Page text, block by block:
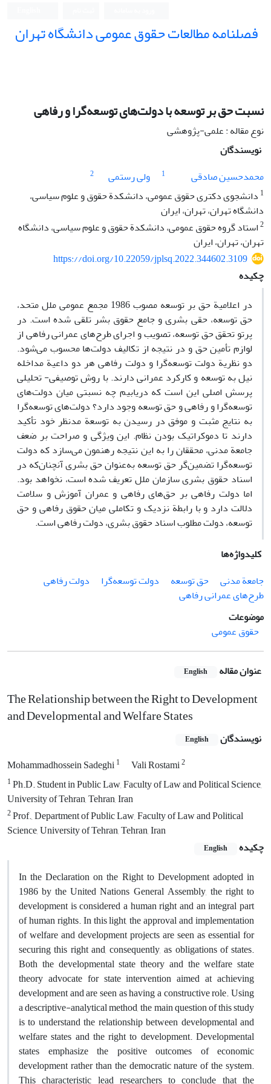
فصلنامه مطالعات حقوق عمومی دانشگاه تهران
نسبت حق بر توسعه با دولت‌های توسعه‌گرا و رفاهی
نوع مقاله : علمی-پژوهشی
نویسندگان
محمدحسین صادقی
1 ولی رستمی
2
1 دانشجوی دکتری حقوق عمومی، دانشکدة حقوق و علوم سیاسی،
دانشگاه تهران، تهران، ایران
2استاد گروه حقوق عمومی، دانشکدة حقوق و علوم سیاسی، دانشگاه
تهران، تهران، ایران
https://doi.org/10.22059/jplsq.2022.344602.3109
چکیده
در اعلامیة حق بر توسعه مصوب 1986 مجمع عمومی ملل متحد،
حق توسعه، حقی بشری و جامع حقوق بشر تلقی شده است. در
پرتو تحقق حق توسعه، تصویب و اجرای طرح‌های عمرانی رفاهی از
لوازم تأمین حق و در نتیجه از تکالیف دولت‌ها محسوب می‌شود.
دو نظریة دولت توسعه‌گرا و دولت رفاهی هر دو داعیة مداخله
نیل به توسعه و کارکرد عمرانی دارند. با روش توصیفی- تحلیلی
پرسش اصلی این است که دریابیم چه نسبتی میان دولت‌های
توسعه‌گرا و رفاهی و حق توسعه وجود دارد؟ دولت‌های توسعه‌گرا
به نتایج مثبت و موفق در رسیدن به توسعة مدنظر خود تأکید
دارند تا دموکراتیک بودن نظام. این ویژگی و صراحت بر ضعف
جامعة مدنی، محققان را به این نتیجه رهنمون می‌سازد که دولت
توسعه‌گرا تضمین‌گر حق توسعه به‌عنوان حق بشری آنچنان‌که در
اسناد حقوق بشری سازمان ملل تعریف شده است، نخواهد بود.
اما دولت رفاهی بر حق‌های رفاهی و عمران آموزش و سلامت
دلالت دارد و با رابطة نزدیک و تکاملی میان حقوق رفاهی و حق
توسعه، دولت مطلوب اسناد حقوق بشری، دولت رفاهی است.
کلیدواژه‌ها
جامعة مدنی
حق توسعه دولت توسعه‌گرا
دولت رفاهی
طرح‌های عمرانی رفاهی
موضوعات
حقوق عمومی
عنوان مقاله English
The Relationship between the Right to Development
and Developmental ‎and Welfare States
نویسندگان English
Mohammadhossein Sadeghi1 Vali Rostami2
1Ph.D. Student in Public Law, Faculty of Law and Political Science,
University of Tehran, Tehran, Iran
2Prof., Department of Public Law, Faculty of Law and Political
Science, University of Tehran, Tehran, Iran
چکیده
English
In the Declaration on the Right to Development adopted in
1986 by the United Nations General Assembly, the right to
development is considered a human right and an integral part
of human rights. In this light, the approval and implementation
of welfare and development projects are seen as essential for
securing this right and, consequently, as obligations of states.
Both the developmental state theory and the welfare state
theory advocate for state intervention aimed at achieving
development and are seen as having a constructive role. Using
a descriptive-analytical method, the main question of this study
is to understand the relationship between developmental and
welfare states and the right to development. Developmental
states emphasize the positive outcomes of economic
development rather than the democratic nature of the system.
This characteristic lead researchers to conclude that the